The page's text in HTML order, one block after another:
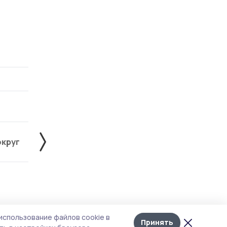
Лента
новостей
Жердевский округ
файлов cookie в
Принять